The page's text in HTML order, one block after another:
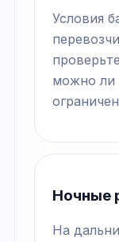
Условия
можно ли
Ночные
На